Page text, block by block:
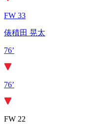
FW 33
俵積田 晃太
76’
76’
FW 22